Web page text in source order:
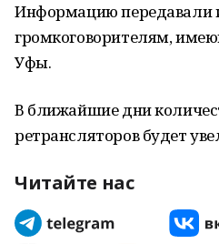
Информацию передавали
громкоговорителям,
Уфы.
В ближайшие дни
ретрансляторов будет
Читайте нас